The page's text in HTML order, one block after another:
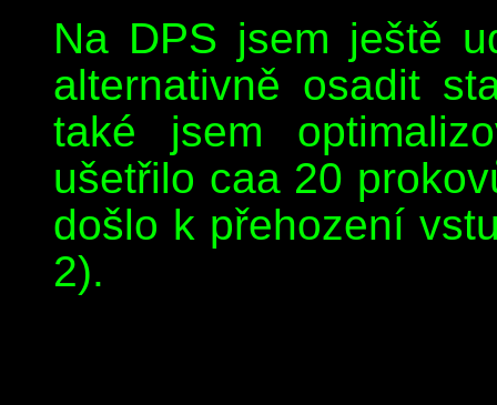
Na DPS jsem ještě
alternativně osadit
také jsem
ušetřilo caa 20
došlo k přehození
2).